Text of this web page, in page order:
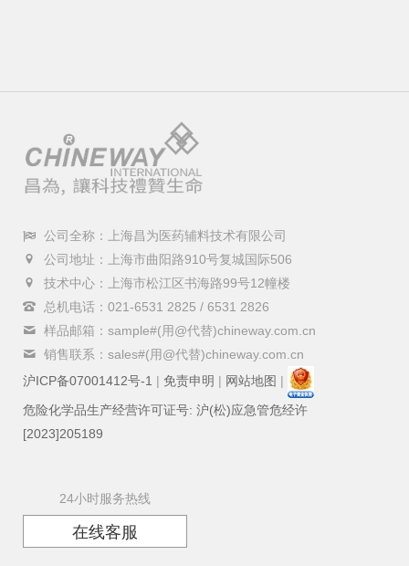
公司全称：上海昌为医药辅料技术有限公司
公司地址：上海市曲阳路910号复城国际506
技术中心：上海市松江区书海路99号12幢楼
总机电话：021-6531 2825 / 6531 2826
样品邮箱：sample#(用@代替)chineway.com.cn
销售联系：sales#(用@代替)chineway.com.cn
沪ICP备07001412号-1 | 免责申明 | 网站地图 |
危险化学品生产经营许可证号: 沪(松)应急管危经许
[2023]205189
24小时服务热线
在线客服